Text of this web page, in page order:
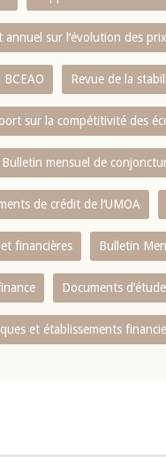
annuel sur l‘évolution des
Revue de la
sur la compétitivité des
Bulletin mensuel de
de crédit de l‘UMOA
financières Bulletin
Documents
et établissements